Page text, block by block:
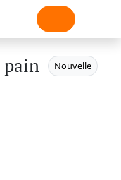
pain Nouvelle